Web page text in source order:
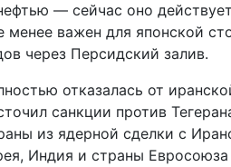
— сейчас оно
менее важен для японской
через Персидский залив.
отказалась от
санкции против
из ядерной сделки с
Индия и страны